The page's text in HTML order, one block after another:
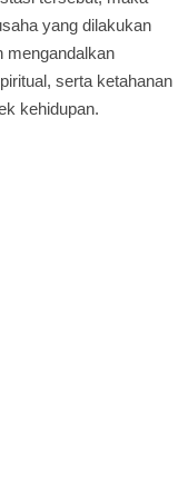
yang dilakukan
mengandalkan
serta ketahanan
kehidupan.